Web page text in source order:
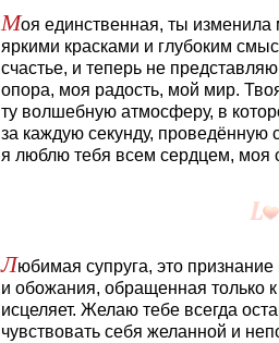
Моя единственная, ты
яркими красками и глубоким
счастье, и теперь не
опора, моя радость, мой мир.
ту волшебную атмосферу, в
за каждую секунду, проведённую
я люблю тебя всем сердцем, моя
Любимая супруга, это
и обожания, обращенная только
исцеляет. Желаю тебе всегда
чувствовать себя желанной и